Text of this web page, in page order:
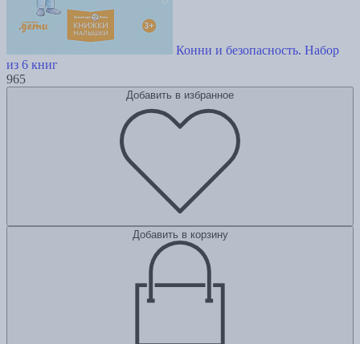
Конни и безопасность. Набор
из 6 книг
965
Добавить в избранное
Добавить в корзину